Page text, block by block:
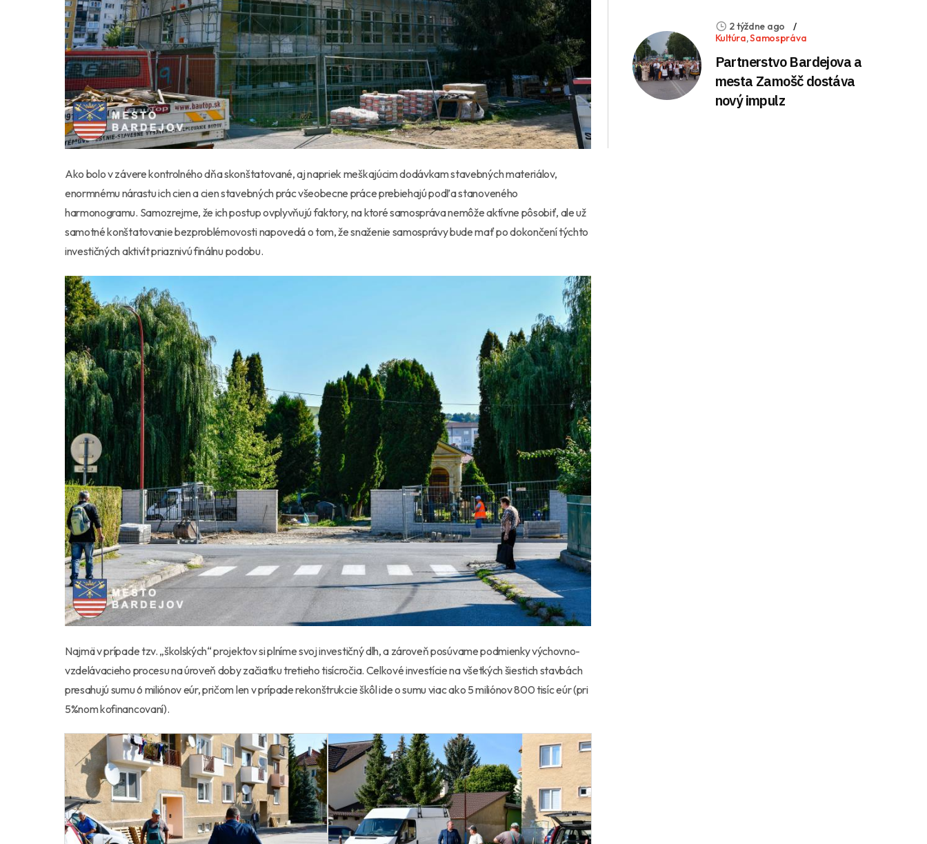
Ako bolo v závere kontrolného dňa skonštatované, aj napriek meškajúcim dodávkam stavebných materiálov,
enormnému nárastu ich cien a cien stavebných prác všeobecne práce prebiehajú podľa stanoveného
harmonogramu. Samozrejme, že ich postup ovplyvňujú faktory, na ktoré samospráva nemôže aktívne pôsobiť, ale už
samotné konštatovanie bezproblémovosti napovedá o tom, že snaženie samosprávy bude mať po dokončení týchto
investičných aktivít priaznivú finálnu podobu.
Najmä v prípade tzv. „školských“ projektov si plníme svoj investičný dlh, a zároveň posúvame podmienky výchovno-
vzdelávacieho procesu na úroveň doby začiatku tretieho tisícročia. Celkové investície na všetkých šiestich stavbách
presahujú sumu 6 miliónov eúr, pričom len v prípade rekonštrukcie škôl ide o sumu viac ako 5 miliónov 800 tisíc eúr (pri
5%nom kofinancovaní).
2 týždne ago
Kultúra,Samospráva
Partnerstvo Bardejova a
mesta Zamošč dostáva
nový impulz